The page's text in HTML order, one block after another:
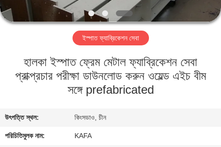
ভিআর
শো
আমাদের
সম্পর্কে
পরিদর্শন
ইস্পাত ফ্যাব্রিকেশন সেবা
হালকা ইস্পাত ফ্রেম মেটাল ফ্যাব্রিকেশন সেবা
প্রাক্প্রচার পরীক্ষা ডাউনলোড করুন ওয়েল্ড এইচ বীম
সঙ্গে prefabricated
উৎপত্তি স্থল: কিংসডাও, চীন
পরিচিতিমুলক নাম: KAFA